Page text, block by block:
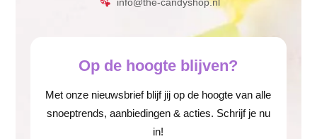
Op de hoogte blijven?
Met onze nieuwsbrief blijf jij op de hoogte van alle
snoeptrends, aanbiedingen & acties. Schrijf je nu
in!